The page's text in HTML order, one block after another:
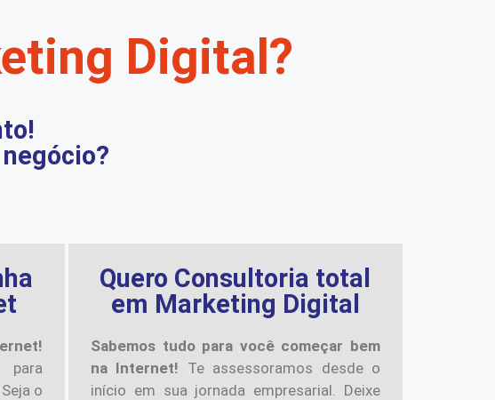
Digital?
para
o
Quero Consultoria total
em Marketing Digital
Sabemos tudo para você começar bem
na Internet! Te assessoramos desde o
início em sua jornada empresarial. Deixe